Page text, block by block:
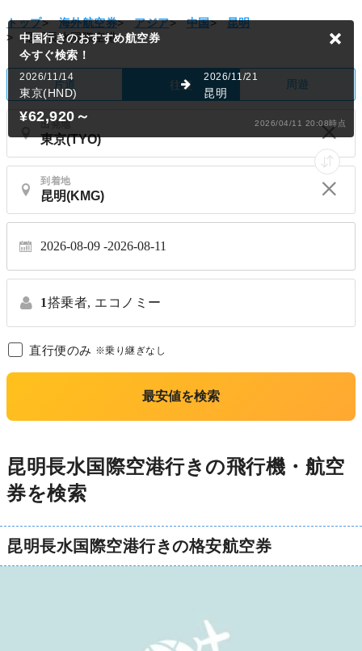
トップ> 海外航空券> アジア> 中国>
昆明
>
昆明長水国際空港
片道 往復 周遊
出発地
到着地
2026-08-09 2026-08-11
1搭乗者, エコノミー
直行便のみ ※乗り継ぎなし
最安値を検索
中国行きのおすすめ航空券
今すぐ検索！
2026/11/14
東京(HND)
2026/11/21
昆明
¥62,920 ～ 2026/04/11 20:08時点
昆明長水国際空港行きの飛行機・航空
券を検索
昆明長水国際空港行きの格安航空券